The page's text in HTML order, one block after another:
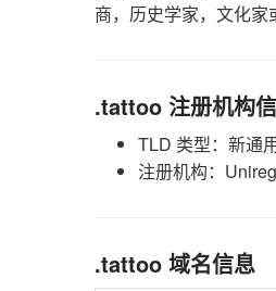
商，历史学家，文化家
.tattoo 注册机构
TLD 类型：新通
注册机构：
.tattoo 域名信息